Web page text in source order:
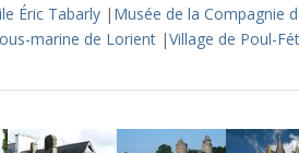
Éric Tabarly | Musée de la Compagnie
marine de Lorient |Village de Poul-